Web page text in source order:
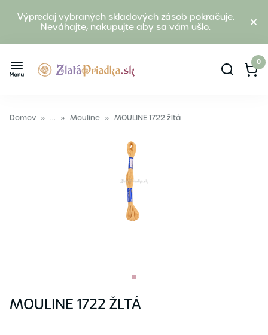
Výpredaj vybraných skladových zásob pokračuje.
Neváhajte, nakupujte aby sa vám ušlo.
0
Domov » ... » Mouline » MOULINE 1722 žltá
MOULINE 1722 ŽLTÁ